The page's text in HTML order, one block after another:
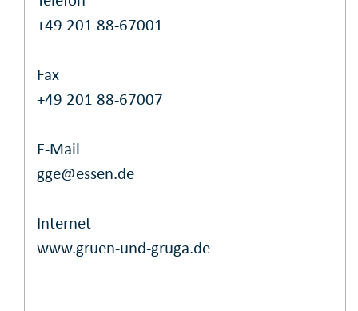
+49 201 88-67001
Fax
+49 201 88-67007
E-Mail
gge@essen.de
Internet
www.gruen-und-gruga.de